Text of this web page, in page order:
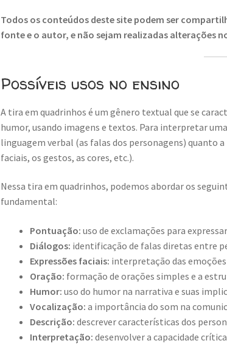
Todos os conteúdos deste site podem ser
fonte e o autor, e não sejam realizadas alterações
Possíveis usos no ensino
A tira em quadrinhos é um gênero textual que se
humor, usando imagens e textos. Para interpretar
linguagem verbal (as falas dos personagens) quanto
faciais, os gestos, as cores, etc.).
Nessa tira em quadrinhos, podemos abordar os
fundamental:
Pontuação: uso de exclamações para
Diálogos: identificação de falas diretas entre
Expressões faciais: interpretação das
Oração: formação de orações simples e a
Humor: uso do humor na narrativa e suas
Vocalização: a importância do som na
Descrição: descrever características dos
Interpretação: desenvolver a capacidade